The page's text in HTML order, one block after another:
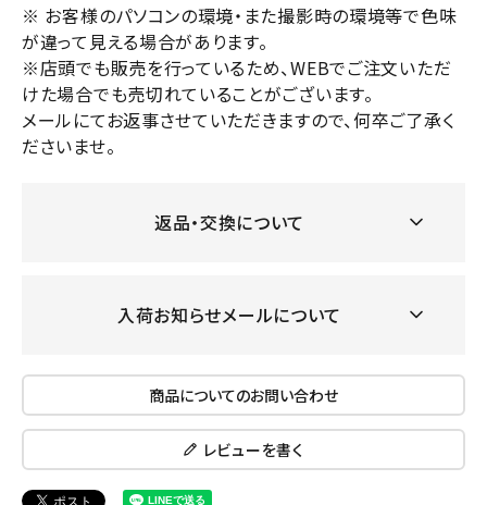
※ お客様のパソコンの環境・また撮影時の環境等で色味
が違って見える場合があります。
※店頭でも販売を行っているため、WEBでご注文いただ
けた場合でも売切れていることがございます。
メールにてお返事させていただきますので、何卒ご了承く
ださいませ。
返品・交換について
入荷お知らせメールについて
商品についてのお問い合わせ
レビューを書く